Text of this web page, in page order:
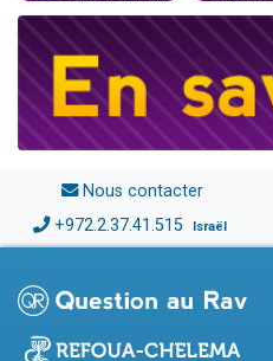
Nous contacter
+972.2.37.41.515 Israël